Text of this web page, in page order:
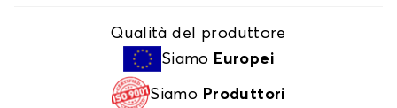
Qualità del produttore
Siamo Europei
Siamo Produttori